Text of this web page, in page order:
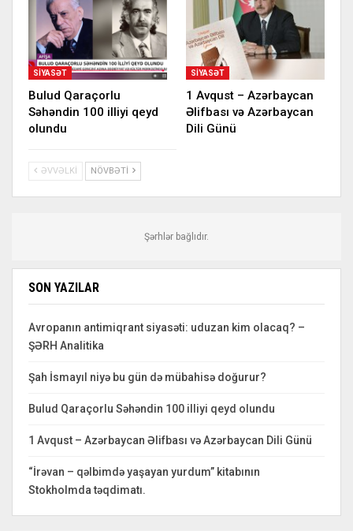
SIYASƏT
Bulud Qaraçorlu
Səhəndin 100 illiyi qeyd
olundu
SIYASƏT
1 Avqust – Azərbaycan
Əlifbası və Azərbaycan
Dili Günü
ƏVVƏLKI NÖVBƏTI
Şərhlər bağlıdır.
SON YAZILAR
Avropanın antimiqrant siyasəti: uduzan kim olacaq? –
ŞƏRH Analitika
Şah İsmayıl niyə bu gün də mübahisə doğurur?
Bulud Qaraçorlu Səhəndin 100 illiyi qeyd olundu
1 Avqust – Azərbaycan Əlifbası və Azərbaycan Dili Günü
“İrəvan – qəlbimdə yaşayan yurdum” kitabının
Stokholmda təqdimatı.